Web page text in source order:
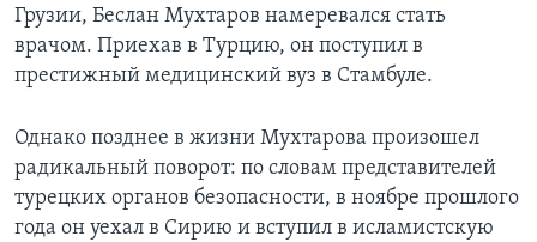
Грузии, Беслан Мухтаров намеревался стать
врачом. Приехав в Турцию, он поступил в
престижный медицинский вуз в Стамбуле.
Однако позднее в жизни Мухтарова произошел
радикальный поворот: по словам представителей
турецких органов безопасности, в ноябре прошлого
года он уехал в Сирию и вступил в исламистскую